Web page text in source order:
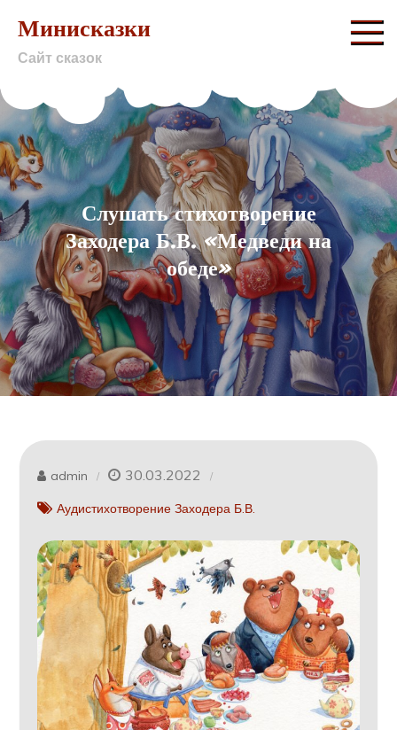
content
Минисказки
Сайт сказок
Слушать стихотворение
Заходера Б.В. «Медведи на
обеде»
admin 30.03.2022
Аудистихотворение Заходера Б.В.